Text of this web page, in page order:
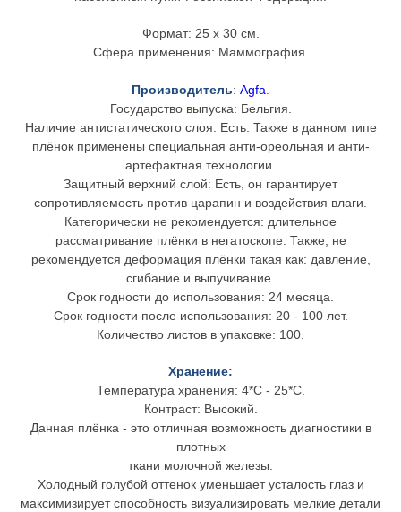
Формат: 25 x 30 см.
Сфера применения: Маммография.
Производитель: Agfa.
Государство выпуска: Бельгия.
Наличие антистатического слоя: Есть. Также в данном типе
плёнок применены специальная анти-ореольная и анти-
артефактная технологии.
Защитный верхний слой: Есть, он гарантирует
сопротивляемость против царапин и воздействия влаги.
Категорически не рекомендуется: длительное
рассматривание плёнки в негатоскопе. Также, не
рекомендуется деформация плёнки такая как: давление,
сгибание и выпучивание.
Срок годности до использования: 24 месяца.
Cрок годности после использования: 20 - 100 лет.
Количество листов в упаковке: 100.
Хранение:
Температура хранения: 4*C - 25*C.
Контраст: Высокий.
Данная плёнка - это отличная возможность диагностики в
плотных
ткани молочной железы.
Холодный голубой оттенок уменьшает усталость глаз и
максимизирует способность визуализировать мелкие детали